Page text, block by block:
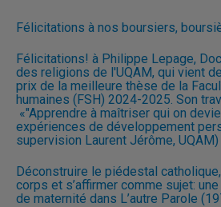
Félicitations à nos boursiers,
Félicitations! à Philippe Lepage,
des religions de l'UQAM, qui vient
prix de la meilleure thèse de la
humaines (FSH) 2024-2025. Son
«"Apprendre à maîtriser qui on
expériences de développement
supervision Laurent Jérôme, UQAM)
Déconstruire le piédestal
corps et s’affirmer comme sujet:
de maternité dans L’autre Parole